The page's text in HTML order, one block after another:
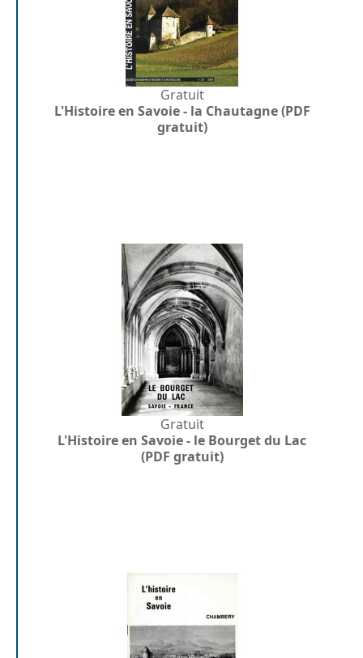
Gratuit
L'Histoire en Savoie - la Chautagne (PDF
gratuit)
Gratuit
L'Histoire en Savoie - le Bourget du Lac
(PDF gratuit)